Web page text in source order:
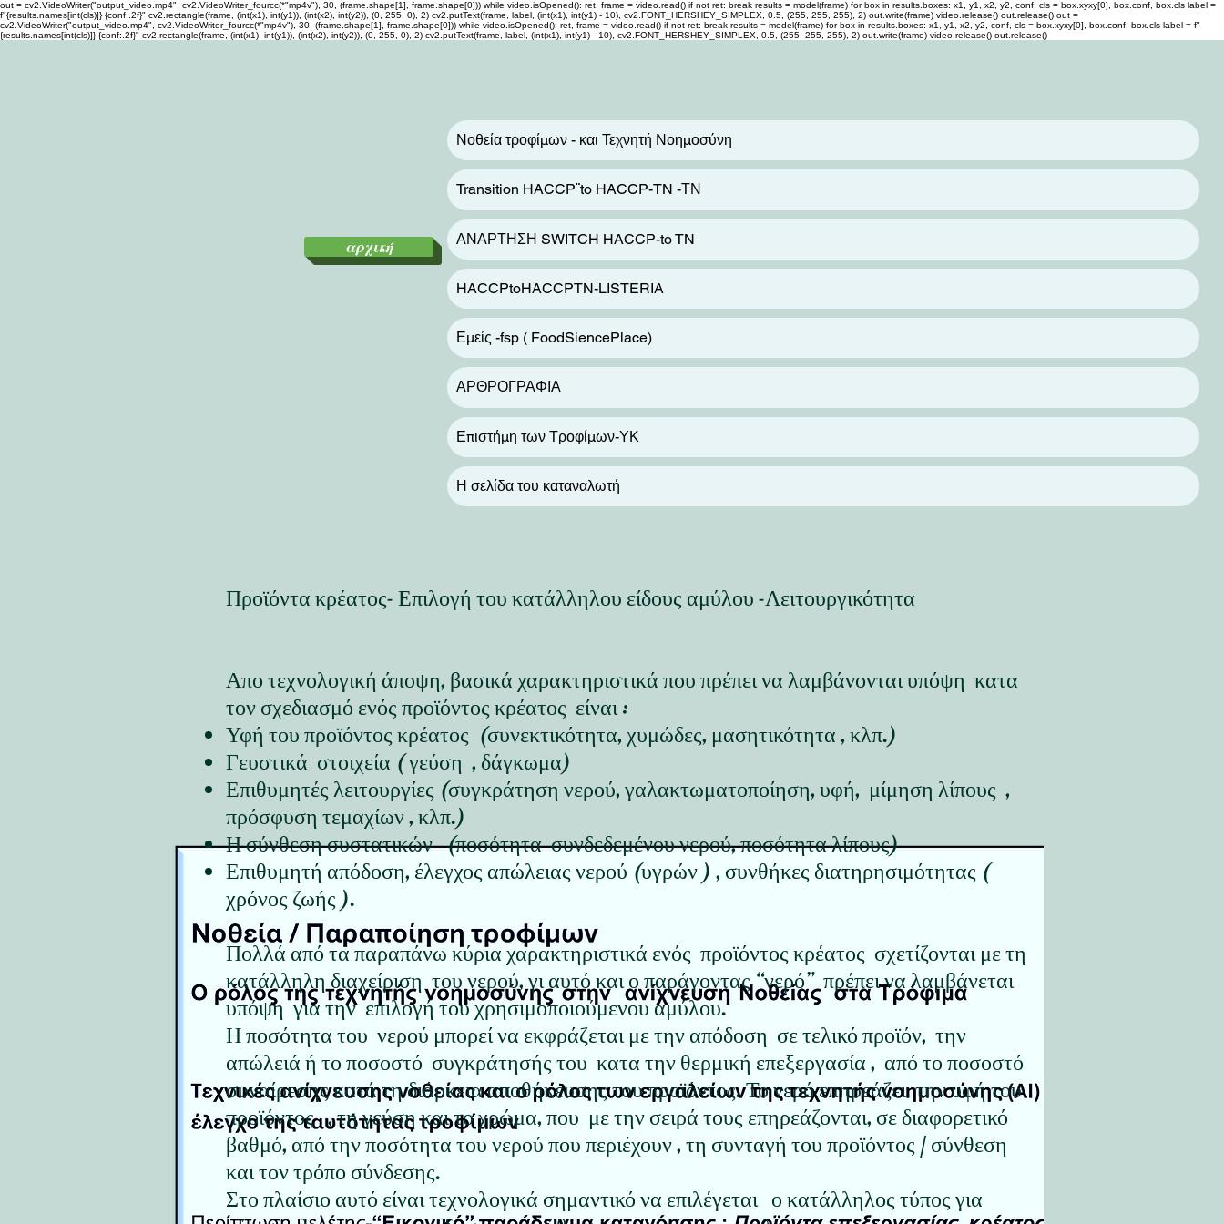
out = cv2.VideoWriter("output_video.mp4", cv2.VideoWriter_fourcc(*"mp4v"), 30, (frame.shape[1], frame.shape[0])) while video.isOpened(): ret, frame = video.read() if not ret: break results = model(frame) for box in results.boxes: x1, y1, x2, y2, conf, cls = box.xyxy[0], box.conf, box.cls label =
f"{results.names[int(cls)]} {conf:.2f}" cv2.rectangle(frame, (int(x1), int(y1)), (int(x2), int(y2)), (0, 255, 0), 2) cv2.putText(frame, label, (int(x1), int(y1) - 10), cv2.FONT_HERSHEY_SIMPLEX, 0.5, (255, 255, 255), 2) out.write(frame) video.release() out.release() out =
cv2.VideoWriter("output_video.mp4", cv2.VideoWriter_fourcc(*"mp4v"), 30, (frame.shape[1], frame.shape[0])) while video.isOpened(): ret, frame = video.read() if not ret: break results = model(frame) for box in results.boxes: x1, y1, x2, y2, conf, cls = box.xyxy[0], box.conf, box.cls label = f"
{results.names[int(cls)]} {conf:.2f}" cv2.rectangle(frame, (int(x1), int(y1)), (int(x2), int(y2)), (0, 255, 0), 2) cv2.putText(frame, label, (int(x1), int(y1) - 10), cv2.FONT_HERSHEY_SIMPLEX, 0.5, (255, 255, 255), 2) out.write(frame) video.release() out.release()
αρχική
Νοθεία τροφίμων - και Τεχνητή Νοημοσύνη
Transition HACCP¨to HACCP-TN -ΤΝ
ΑΝΑΡΤΗΣΗ SWITCH HACCP-to TN
HACCPtoHACCPTN-LISTERIA
Εμείς -fsp ( FoodSiencePlace)
ΑΡΘΡΟΓΡΑΦΙΑ
Επιστήμη των Τροφίμων-ΥΚ
Η σελίδα του καταναλωτή
Προϊόντα κρέατος- Επιλογή του κατάλληλου είδους αμύλου -Λειτουργικότητα
Απο τεχνολογική άποψη, βασικά χαρακτηριστικά που πρέπει να λαμβάνονται υπόψη κατα
τον σχεδιασμό ενός προϊόντος κρέατος είναι :
Υφή του προϊόντος κρέατος (συνεκτικότητα, χυμώδες, μασητικότητα , κλπ.)
Γευστικά στοιχεία ( γεύση , δάγκωμα)
Επιθυμητές λειτουργίες (συγκράτηση νερού, γαλακτωματοποίηση, υφή, μίμηση λίπους ,
πρόσφυση τεμαχίων , κλπ.)
Η σύνθεση συστατικών (ποσότητα συνδεδεμένου νερού, ποσότητα λίπους)
Επιθυμητή απόδοση, έλεγχος απώλειας νερού (υγρών ) , συνθήκες διατηρησιμότητας (
χρόνος ζωής ).
Πολλά από τα παραπάνω κύρια χαρακτηριστικά ενός προϊόντος κρέατος σχετίζονται με τη
κατάλληλη διαχείριση του νερού, γι αυτό και ο παράγοντας “νερό” πρέπει να λαμβάνεται
υπόψη για την επιλογή του χρησιμοποιούμενου αμύλου.
Η ποσότητα του νερού μπορεί να εκφράζεται με την απόδοση σε τελικό προϊόν, την
απώλειά ή το ποσοστό συγκράτησής του κατα την θερμική επεξεργασία , από το ποσοστό
συναίρεσης κατά τη διάρκεια αποθήκευσης του προϊόντος. Το νερό επηρεάζει την υφή του
προϊόντος , τη γεύση και το χρώμα, που με την σειρά τους επηρεάζονται, σε διαφορετικό
βαθμό, από την ποσότητα του νερού που περιέχουν , τη συνταγή του προϊόντος / σύνθεση
και τον τρόπο σύνδεσης.
Στο πλαίσιο αυτό είναι τεχνολογικά σημαντικό να επιλέγεται ο κατάλληλος τύπος για